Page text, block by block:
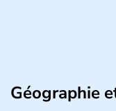
Géographie